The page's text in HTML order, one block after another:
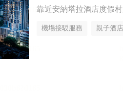
靠近安納塔拉酒店度假
機場接駁服務 親子酒店